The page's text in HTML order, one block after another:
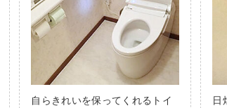
自らきれいを保ってくれるトイ
日